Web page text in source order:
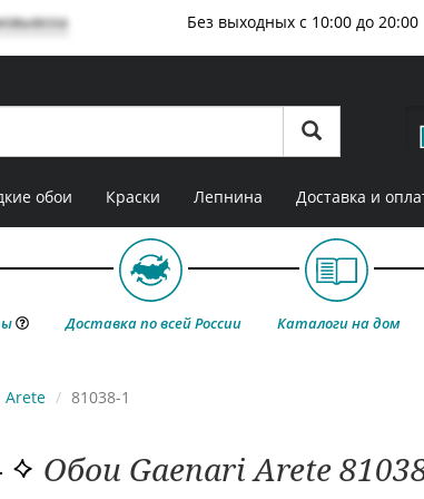
Без выходных с 10:00 до 20:00
обои Краски Лепнина Доставка и
Доставка по всей России Каталоги на дом
Arete 81038-1
Обои Gaenari Arete